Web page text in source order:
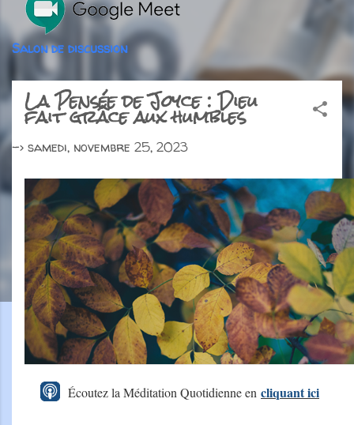
Salon de discussion
La Pensée de Joyce : Dieu
fait grâce aux humbles
-> samedi, novembre 25, 2023
Écoutez la Méditation Quotidienne en cliquant ici